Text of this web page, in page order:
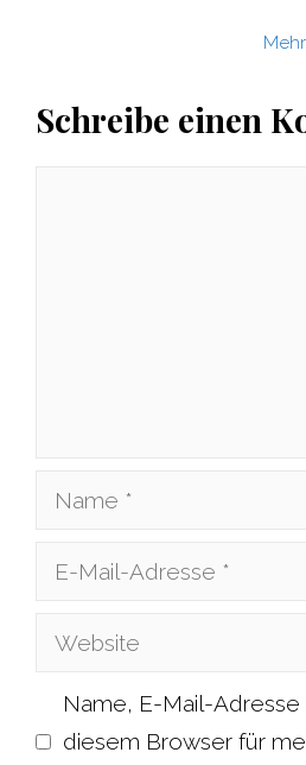
Schreibe einen
Name
E-
Adresse
Website
Name, E-Mail-Adresse
diesem Browser für